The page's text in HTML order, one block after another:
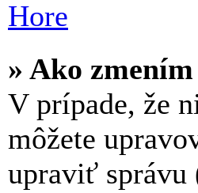
Hore
» Ako
V prípade, že
môžete
upraviť správu